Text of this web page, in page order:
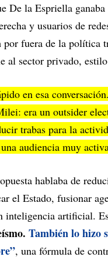
De la Espriella
y usuarios de
por fuera de la política
al sector privado,
en esa
era un outsider
trabas para la
audiencia muy
hablaba de
el Estado, fusionar
inteligencia artificial.
Tambiénlo hizo
, una fórmula de